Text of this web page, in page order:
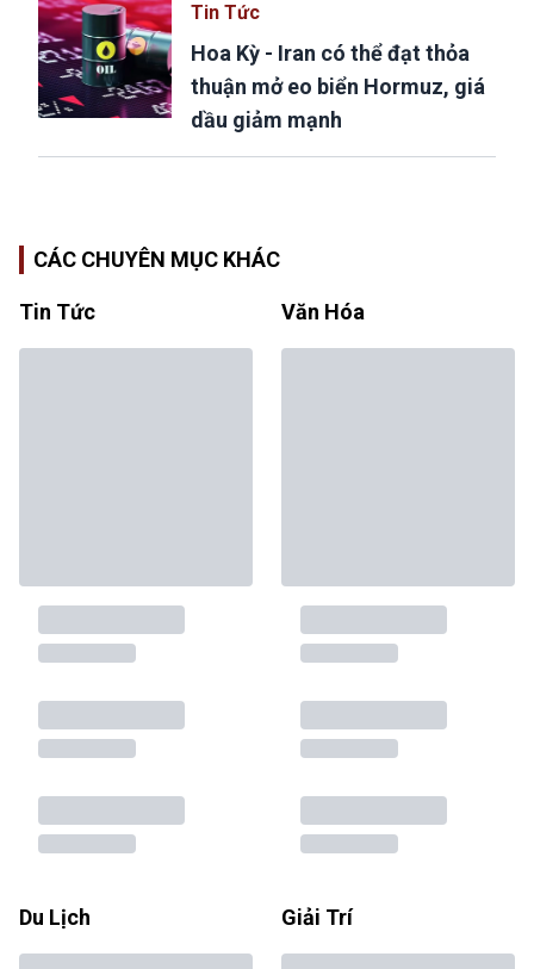
Tin Tức
Hoa Kỳ - Iran có thể đạt thỏa
thuận mở eo biển Hormuz, giá
dầu giảm mạnh
CÁC CHUYÊN MỤC KHÁC
Tin Tức Văn Hóa
Du Lịch Giải Trí